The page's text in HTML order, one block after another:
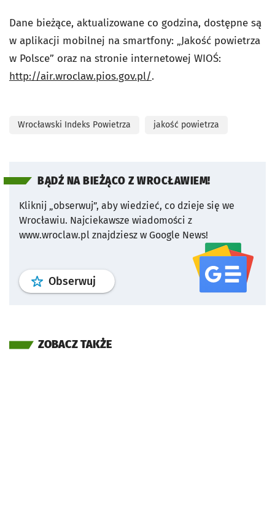
Dane bieżące, aktualizowane co godzina, dostępne są
w aplikacji mobilnej na smartfony: „Jakość powietrza
w Polsce” oraz na stronie internetowej WIOŚ:
http://air.wroclaw.pios.gov.pl/.
Wrocławski Indeks Powietrza jakość powietrza
BĄDŹ NA BIEŻĄCO Z WROCŁAWIEM!
Kliknij „obserwuj”, aby wiedzieć, co dzieje się we
Wrocławiu. Najciekawsze wiadomości z
www.wroclaw.pl znajdziesz w Google News!
Obserwuj profil serwisu
ZOBACZ TAKŻE